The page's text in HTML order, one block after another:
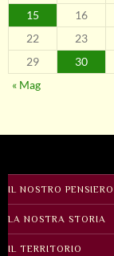
15
16
22
23
29
30
« Mag
IL NOSTRO PENSIERO
LA NOSTRA STORIA
IL TERRITORIO